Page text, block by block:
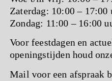
Zaterdag: 10:00 – 17:00
Zondag: 11:00 – 16:00
Voor feestdagen en
openingstijden houd
Mail voor een afspraak